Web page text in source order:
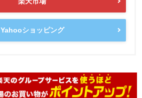
Yahooショッピング